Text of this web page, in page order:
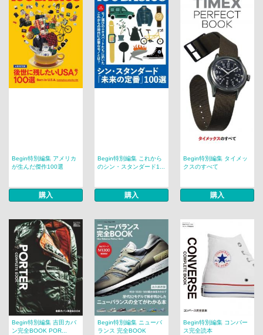
Begin特別編集 アメリカ
が生んだ傑作100選
購入
Begin特別編集 これから
のシン・スタンダード1...
購入
Begin特別編集 タイメッ
クスのすべて
購入
Begin特別編集 吉田カバ
ン完全BOOK POR...
Begin特別編集 ニューバ
ランス 完全BOOK
Begin特別編集 コンバー
ス完全読本